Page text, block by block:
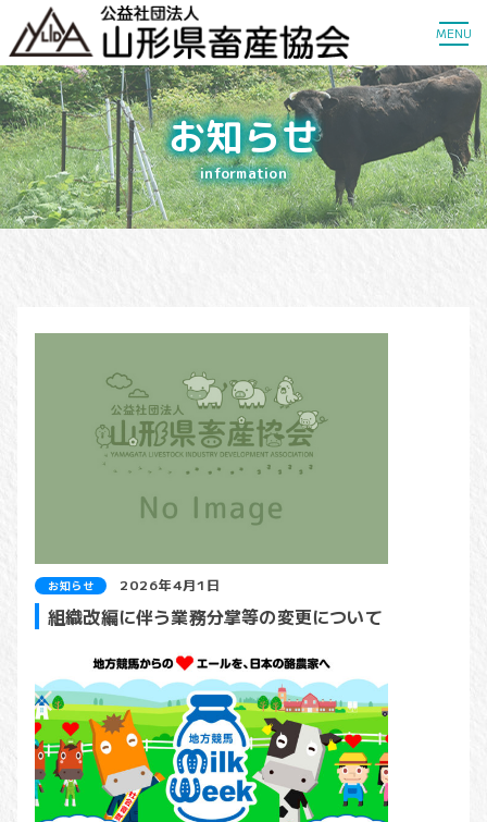
MENU
お知らせ
information
お知らせ 2026年4月1日
組織改編に伴う業務分掌等の変更について